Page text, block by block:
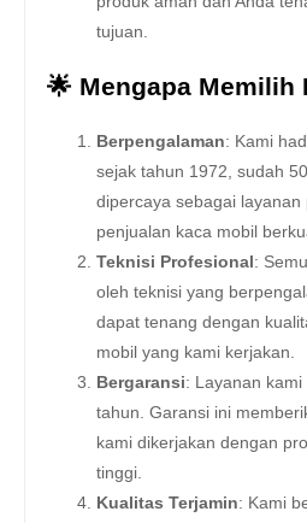
tujuan.
🌟 Mengapa Memilih
Berpengalaman: Kami
sejak tahun 1972, sudah
dipercaya sebagai layanan
penjualan kaca mobil
Teknisi Profesional :
oleh teknisi yang
dapat tenang dengan
mobil yang kami kerjakan.
Bergaransi: Layanan
tahun. Garansi ini
kami dikerjakan dengan
tinggi.
Kualitas Terjamin: Kami